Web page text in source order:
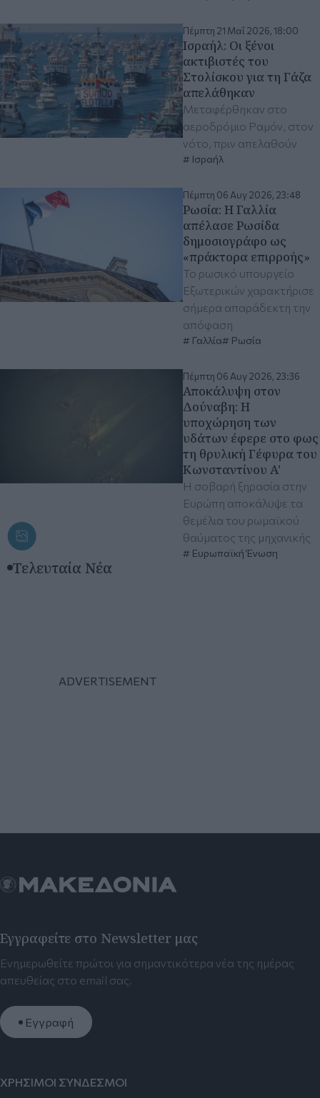
Πέμπτη 21 Μαΐ 2026, 18:00
Ισραήλ: Oι ξένοι
ακτιβιστές του
Στολίσκου για τη Γάζα
απελάθηκαν
Μεταφέρθηκαν στο
αεροδρόμιο Ραμόν, στον
νότο, πριν απελαθούν
Ισραήλ
Πέμπτη 06 Αυγ 2026, 23:48
Ρωσία: Η Γαλλία
απέλασε Ρωσίδα
δημοσιογράφο ως
«πράκτορα επιρροής»
Το ρωσικό υπουργείο
Εξωτερικών χαρακτήρισε
σήμερα απαράδεκτη την
απόφαση
Γαλλία Ρωσία
Πέμπτη 06 Αυγ 2026, 23:36
Αποκάλυψη στον
Δούναβη: Η
υποχώρηση των
υδάτων έφερε στο φως
τη θρυλική Γέφυρα του
Κωνσταντίνου A'
Η σοβαρή ξηρασία στην
Ευρώπη αποκάλυψε τα
θεμέλια του ρωμαϊκού
θαύματος της μηχανικής
Ευρωπαϊκή Ένωση
Τελευταία Νέα
Εγγραφείτε στο Newsletter μας
Ενημερωθείτε πρώτοι για σημαντικότερα νέα της ημέρας
απευθείας στο email σας.
Εγγραφή
ΧΡΗΣΙΜΟΙ ΣΥΝΔΕΣΜΟΙ